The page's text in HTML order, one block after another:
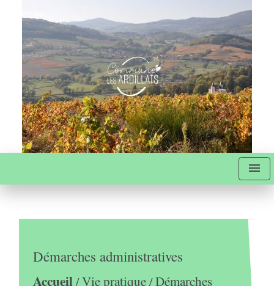
menu
Démarches administratives
Accueil/Vie pratique/Démarches